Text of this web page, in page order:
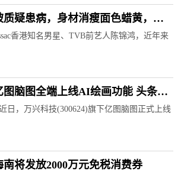
疑患病，身材消瘦面色蜡黄，网
香港知名男星、TVB前艺人陈锦鸿，近年来
图脑图全端上线AI绘画功能 头条焦
日，万兴科技(300624)旗下亿图脑图正式上线
将发放2000万元免税消费券